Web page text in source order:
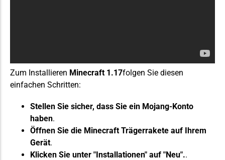
Zum Installieren Minecraft 1.17folgen Sie diesen
einfachen Schritten:
Stellen Sie sicher, dass Sie ein Mojang-Konto
haben.
Öffnen Sie die Minecraft Trägerrakete auf Ihrem
Gerät.
Klicken Sie unter "Installationen" auf "Neu"..